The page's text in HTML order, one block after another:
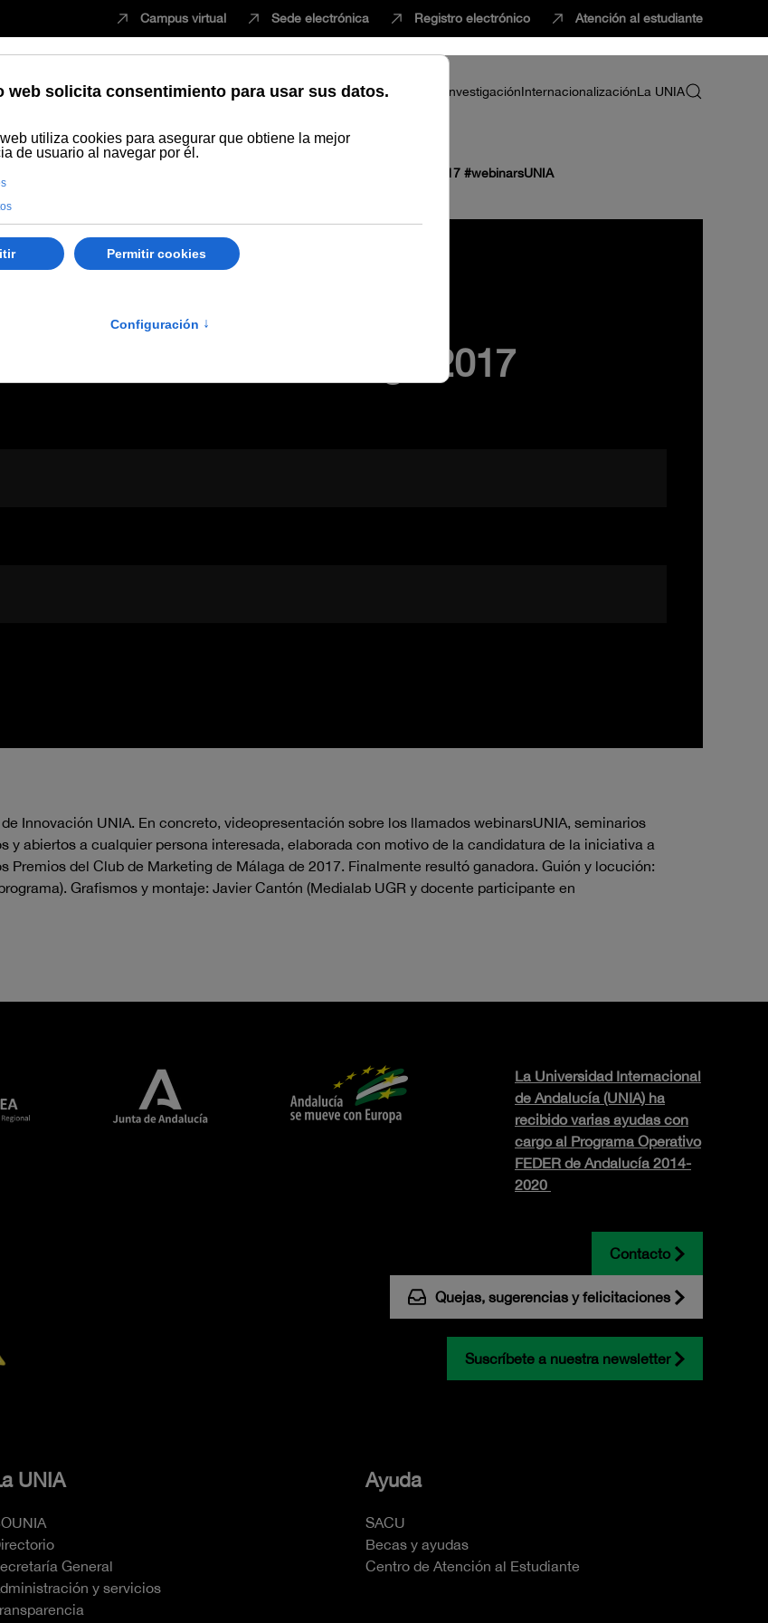
Campus virtual Sede electrónica Registro electrónico Atención al estudiante
EstudiarInnovaciónVida universitariaProfesorado InvestigaciónInternacionalizaciónLa UNIA
Teaser candidatura de Premios de CMMálaga 2017 #webinarsUNIA
abierto, videoconferencia
Premios de CMMálaga 2017
Innovación UNIA. En concreto, videopresentación sobre los llamados webinarsUNIA, seminarios
y abiertos a cualquier persona interesada, elaborada con motivo de la candidatura de la iniciativa a
Premios del Club de Marketing de Málaga de 2017. Finalmente resultó ganadora. Guión y locución:
Grafismos y montaje: Javier Cantón (Medialab UGR y docente participante en
La Universidad Internacional
de Andalucía (UNIA) ha
recibido varias ayudas con
cargo al Programa Operativo
FEDER de Andalucía 2014-
2020
Contacto
Quejas, sugerencias y felicitaciones
Suscríbete a nuestra newsletter
UNIA
General
y servicios
Ayuda
SACU
Becas y ayudas
Centro de Atención al Estudiante